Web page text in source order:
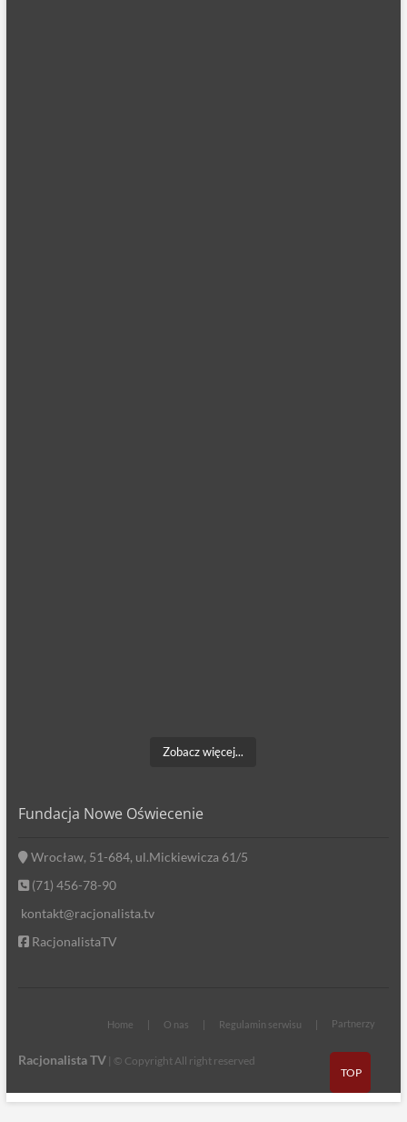
Zobacz więcej...
Fundacja Nowe Oświecenie
Wrocław, 51-684, ul.Mickiewicza 61/5
(71) 456-78-90
kontakt@racjonalista.tv
RacjonalistaTV
Home O nas Regulamin serwisu Partnerzy
Racjonalista TV| © Copyright All right reserved
TOP